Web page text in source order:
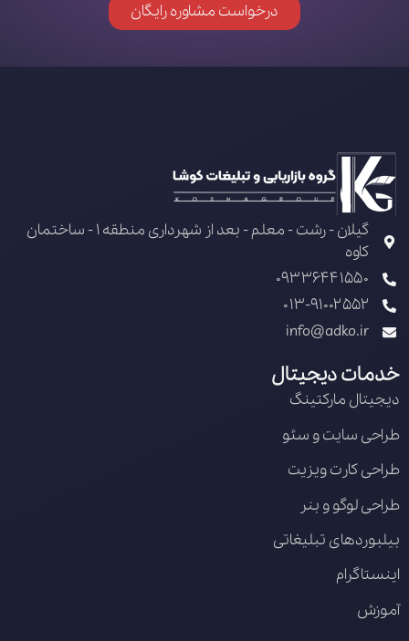
درخواست مشاوره رایگان
گیلان - رشت - معلم - بعد از شهرداری منطقه 1 - ساختمان
کاوه
09336441550
013-91002552
info@adko.ir
خدمات دیجیتال
دیجیتال مارکتینگ
طراحی سایت و سئو
طراحی کارت ویزیت
طراحی لوگو و بنر
بیلبوردهای تبلیغاتی
اینستاگرام
آموزش